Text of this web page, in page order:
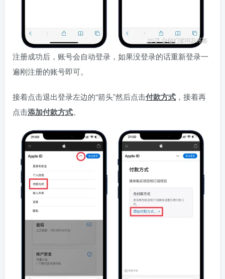
注册成功后，账号会自动登录，如果没登录的话重新登录一
遍刚注册的账号即可。
接着点击退出登录左边的“箭头”然后点击付款方式 ，接着再
点击添加付款方式。